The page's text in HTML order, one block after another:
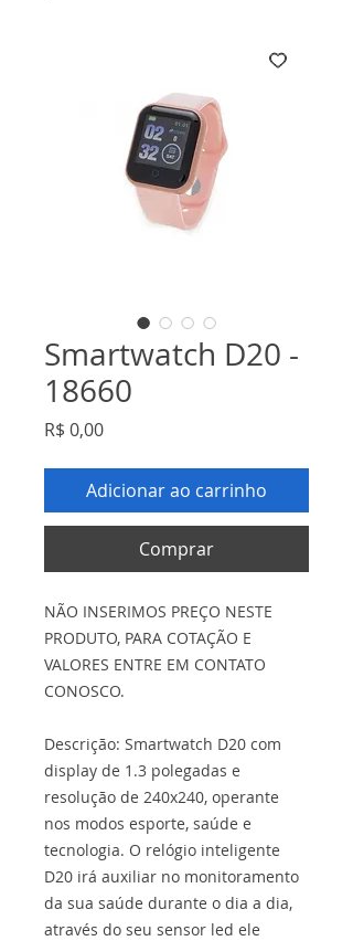
Smartwatch D20 -
18660
R$ 0,00Preço
Adicionar ao carrinho
Comprar
NÃO INSERIMOS PREÇO NESTE
PRODUTO, PARA COTAÇÃO E
VALORES ENTRE EM CONTATO
CONOSCO.
Descrição: Smartwatch D20 com
display de 1.3 polegadas e
resolução de 240x240, operante
nos modos esporte, saúde e
tecnologia. O relógio inteligente
D20 irá auxiliar no monitoramento
da sua saúde durante o dia a dia,
através do seu sensor led ele